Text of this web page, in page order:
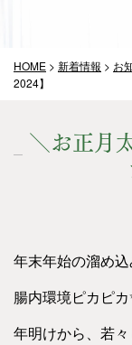
HOME > 新着情報 > お
2024】
＼お正月
年末年始の溜め
腸内環境ピカピカ
年明けから、若